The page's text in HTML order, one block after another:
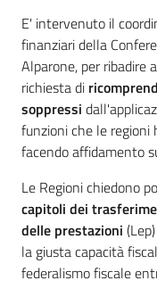
Regione
Emilia-
Romagna
Regione
Novità
Servizi
Leggi Atti Bandi
E' intervenuto il
finanziari della
Alparone, per ribadire
richiesta di
soppressi
funzioni che le
facendo affidamento
Le Regioni chiedono
capitoli dei
delle prestazioni
la giusta capacità
federalismo fiscale